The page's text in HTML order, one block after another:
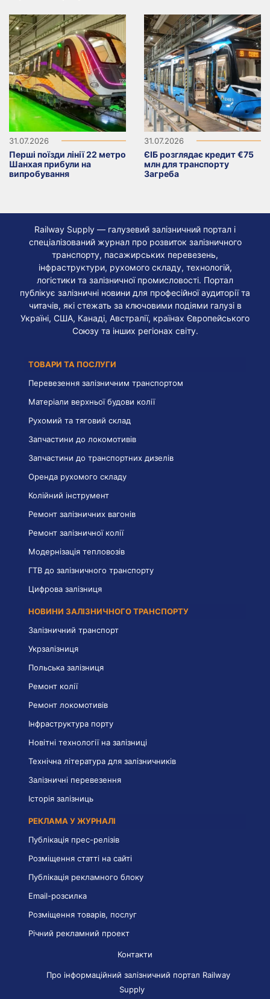
31.07.2026
Перші поїзди лінії 22 метро
Шанхая прибули на
випробування
31.07.2026
ЄІБ розглядає кредит €75
млн для транспорту
Загреба
Railway Supply — галузевий залізничний портал і
спеціалізований журнал про розвиток залізничного
транспорту, пасажирських перевезень,
інфраструктури, рухомого складу, технологій,
логістики та залізничної промисловості. Портал
публікує залізничні новини для професійної аудиторії та
читачів, які стежать за ключовими подіями галузі в
Україні, США, Канаді, Австралії, країнах Європейського
Союзу та інших регіонах світу.
ТОВАРИ ТА ПОСЛУГИ
Перевезення залізничним транспортом
Матеріали верхньої будови колії
Рухомий та тяговий склад
Запчастини до локомотивів
Запчастини до транспортних дизелів
Оренда рухомого складу
Колійний інструмент
Ремонт залізничних вагонів
Ремонт залізничної колії
Модернізація тепловозів
ГТВ до залізничного транспорту
Цифрова залізниця
НОВИНИ ЗАЛІЗНИЧНОГО ТРАНСПОРТУ
Залізничний транспорт
Укрзалізниця
Польська залізниця
Ремонт колії
Ремонт локомотивів
Інфраструктура порту
Новітні технології на залізниці
Технічна література для залізничників
Залізничні перевезення
Історія залізниць
РЕКЛАМА У ЖУРНАЛІ
Публікація прес-релізів
Розміщення статті на сайті
Публікація рекламного блоку
Email-розсилка
Розміщення товарів, послуг
Річний рекламний проект
Контакти
Про інформаційний залізничний портал Railway
Supply